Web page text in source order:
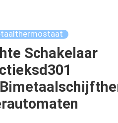
Schakelaar